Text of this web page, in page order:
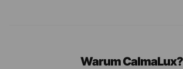
Warum CalmaLux?